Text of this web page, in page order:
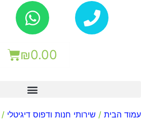
₪0.00
עמוד הבית / שירותי חנות ודפוס דיגיטלי /